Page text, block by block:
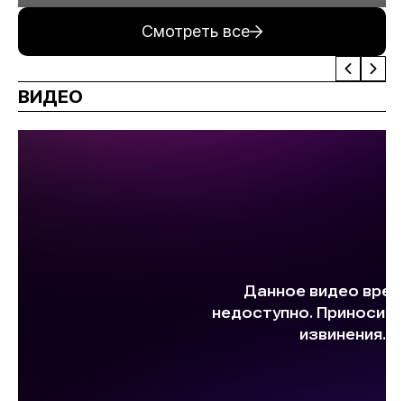
Смотреть все
ВИДЕО